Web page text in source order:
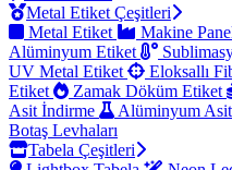
Metal Etiket Çeşitleri
Metal Etiket
Makine
Alüminyum Etiket
UV Metal Etiket
Eloksallı
Etiket
Zamak Döküm Etiket
Asit İndirme
Alüminyum
Botaş Levhaları
Tabela Çeşitleri